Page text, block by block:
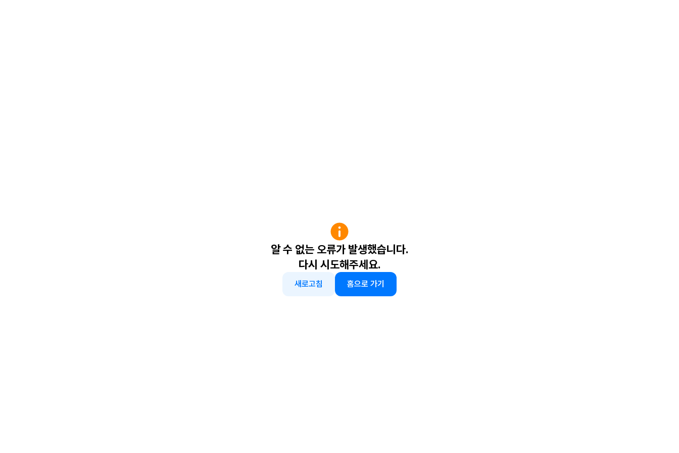
알 수 없는 오류가 발생했습니다.
다시 시도해주세요.
새로고침 홈으로 가기